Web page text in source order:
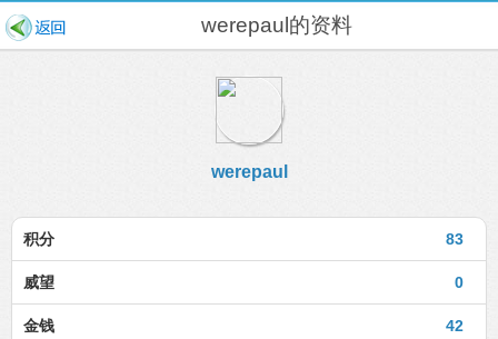
werepaul的资料
werepaul
83
积分
0
威望
42
金钱